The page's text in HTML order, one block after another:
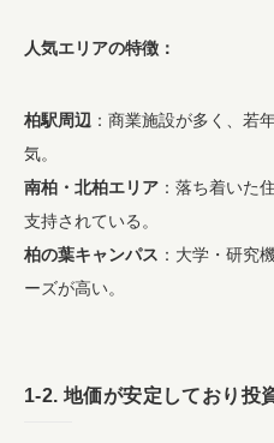
人気エリアの特徴：
柏駅周辺 ：商業施設が多く、若
気。
南柏・北柏エリア ：落ち着いた
支持されている。
柏の葉キャンパス ：大学・研究
ーズが高い。
1-2. 地価が安定しており投